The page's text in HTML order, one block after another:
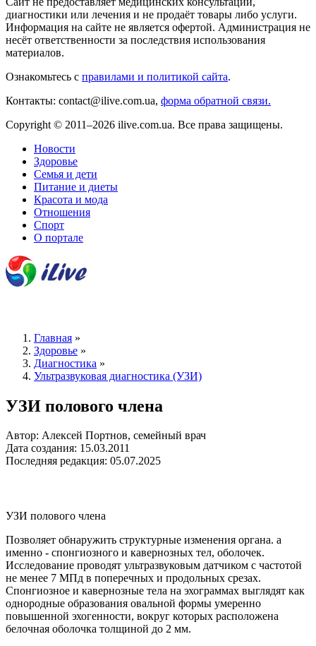
диагностики или лечения и не продаёт товары либо услуги.
Информация на сайте не является офертой. Администрация не
несёт ответственности за последствия использования
материалов.
Ознакомьтесь с правилами и политикой сайта.
Контакты: contact@ilive.com.ua, форма обратной связи.
Copyright © 2011–2026 ilive.com.ua. Все права защищены.
Новости
Здоровье
Семья и дети
Питание и диеты
Красота и мода
Отношения
Спорт
О портале
Главная »
Здоровье »
Диагностика »
Ультразвуковая диагностика (УЗИ)
УЗИ полового члена
Автор: Алексей Портнов, семейный врач
Дата создания: 15.03.2011
Последняя редакция: 05.07.2025
УЗИ полового члена
Позволяет обнаружить структурные изменения органа. а
именно - спонгиозного и кавернозных тел, оболочек.
Исследование проводят ультразвуковым датчиком с частотой
не менее 7 МПд в поперечных и продольных срезах.
Спонгиозное и кавернозные тела на эхограммах выглядят как
однородные образования овальной формы умеренно
повышенной эхогенности, вокруг которых расположена
белочная оболочка толщиной до 2 мм.